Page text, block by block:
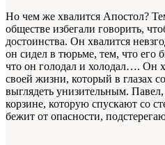
Но чем же хвалится Апостол?
обществе избегали говорить,
достоинства. Он хвалится
он сидел в тюрьме, тем, что его
что он голодал и холодал…. Он
своей жизни, который в глазах
выглядеть унизительным.
корзине, которую спускают со
бежит от опасности,